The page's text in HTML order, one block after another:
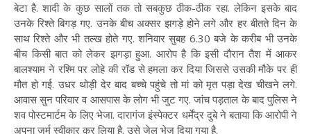
बेटा है. शादी के कुछ सालों तक तो सबकुछ ठीक-ठीक रहा. लेकिन इसके बाद
उनके रिश्ते बिगड़ गए. उनके बीच अक्सर झगड़े होने लगे और हर बीतते दिन के
साथ रिश्ते और भी तल्ख होते गए. शनिवार सुबह 6.30 बजे के करीब भी उनके
बीच किसी बात को लेकर झगड़ा हुआ. आरोप है कि इसी दौरान तैश में आकर
बालश्याम ने रश्मि पर लोहे की रॉड से हमला कर दिया जिससे उसकी मौके पर ही
मौत हो गई. उधर थोड़ी देर बाद बच्चे पहुंचे तो मां को मृत पड़ा देख चीखने लगे.
आवास सुन परिवार व आसपास के लोग भी जुट गए. जांच पड़ताल के बाद पुलिस ने
शव पोस्टमार्टम के लिए भेजा. दारागंज इंस्पेक्टर धर्मेंद्र दुबे ने बताया कि आरोपी ने
अपना जुर्म स्वीकार कर लिया है. उसे जेल भेज दिया गया है.